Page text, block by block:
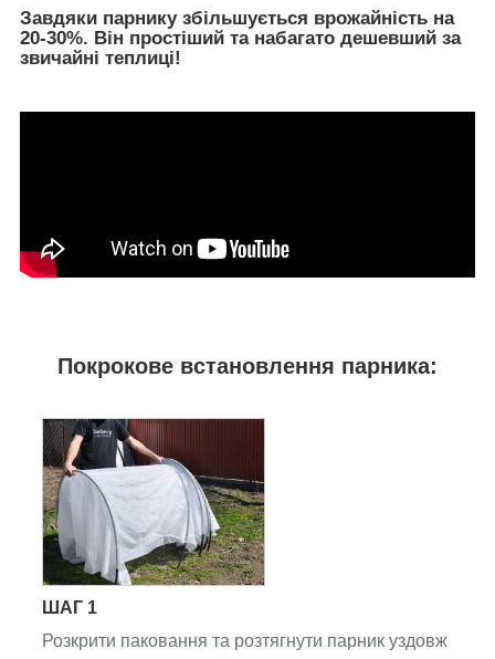
Завдяки парнику збільшується врожайність на
20-30%. Він простіший та набагато дешевший за
звичайні теплиці!
Покрокове встановлення парника:
ШАГ 1
Розкрити паковання та розтягнути парник уздовж